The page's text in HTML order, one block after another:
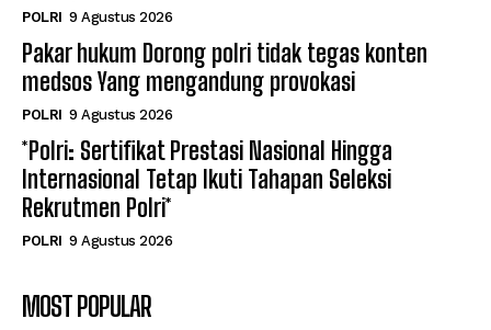
POLRI 9 Agustus 2026
Pakar hukum Dorong polri tidak tegas konten
medsos Yang mengandung provokasi
POLRI 9 Agustus 2026
*Polri: Sertifikat Prestasi Nasional Hingga
Internasional Tetap Ikuti Tahapan Seleksi
Rekrutmen Polri*
POLRI 9 Agustus 2026
MOST POPULAR